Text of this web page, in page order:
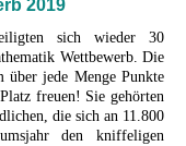
2019
sich wieder 30
Wettbewerb. Die
über jede Menge Punkte
freuen! Sie gehörten
die sich an 11.800
den kniffeligen